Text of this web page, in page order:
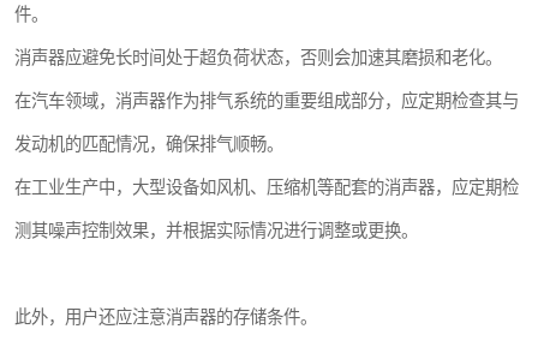
件。
消声器应避免长时间处于超负荷状态，否则会加速其磨损和老化。
在汽车领域，消声器作为排气系统的重要组成部分，应定期检查其与
发动机的匹配情况，确保排气顺畅。
在工业生产中，大型设备如风机、压缩机等配套的消声器，应定期检
测其噪声控制效果，并根据实际情况进行调整或更换。
此外，用户还应注意消声器的存储条件。